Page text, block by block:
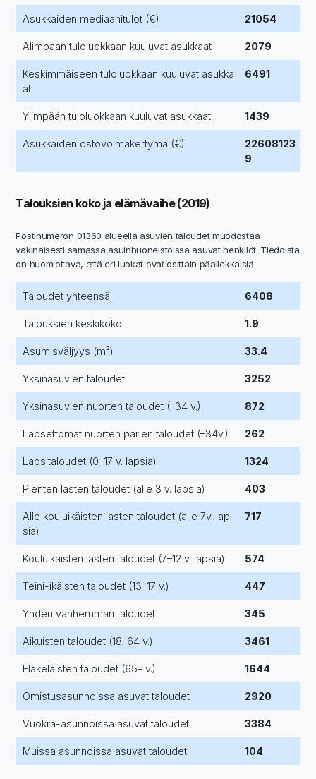
Asukkaiden mediaanitulot (€) 21054
Alimpaan tuloluokkaan kuuluvat asukkaat 2079
Keskimmäiseen tuloluokkaan kuuluvat asukka
at
6491
Ylimpään tuloluokkaan kuuluvat asukkaat 1439
Asukkaiden ostovoimakertymä (€)
22608123
9
Talouksien koko ja elämävaihe (2019)
Postinumeron 01360 alueella asuvien taloudet muodostaa
vakinaisesti samassa asuinhuoneistoissa asuvat henkilöt. Tiedoista
on huomioitava, että eri luokat ovat osittain päällekkäisiä.
Taloudet yhteensä 6408
Talouksien keskikoko 1.9
Asumisväljyys (m²) 33.4
Yksinasuvien taloudet 3252
Yksinasuvien nuorten taloudet (–34 v.) 872
Lapsettomat nuorten parien taloudet (–34v.) 262
Lapsitaloudet (0–17 v. lapsia) 1324
Pienten lasten taloudet (alle 3 v. lapsia) 403
Alle kouluikäisten lasten taloudet (alle 7v. lap
sia)
717
Kouluikäisten lasten taloudet (7–12 v. lapsia) 574
Teini-ikäisten taloudet (13–17 v.) 447
Yhden vanhemman taloudet 345
Aikuisten taloudet (18–64 v.) 3461
Eläkeläisten taloudet (65– v.) 1644
Omistusasunnoissa asuvat taloudet 2920
Vuokra-asunnoissa asuvat taloudet 3384
Muissa asunnoissa asuvat taloudet 104